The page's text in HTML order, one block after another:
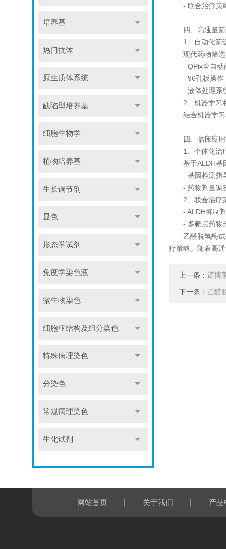
培养基
热门抗体
原生质体系统
缺陷型培养基
细胞生物学
植物培养基
生长调节剂
显色
形态学试剂
免疫学染色液
微生物染色
细胞亚结构及组分染色
特殊病理染色
分染色
常规病理染色
生化试剂
- 联合治疗策略
四、高通量筛
1、自动化筛
现代药物筛选
- QPix全自动菌
- 96孔板操作：
- 液体处理系统
2、机器学习
结合机器学习
四、临床应用
1、个体化治
基于ALDH基
- 基因检测指导
- 药物剂量调整
2、联合治疗
- ALDH抑制剂
- 多靶点药物开
乙醛脱氢酶试剂
疗策略。随着高
上一条： 诺博
下一条： 乙醛
网站首页 | 关于我们 | 产品